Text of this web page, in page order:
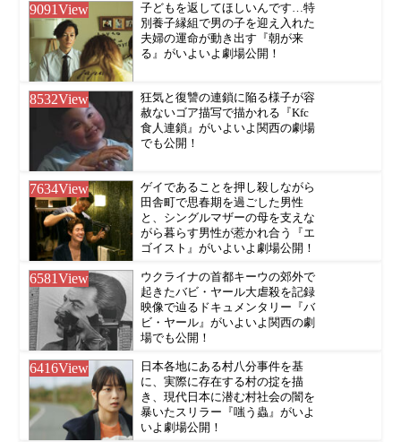
9091View
子どもを返してほしいんです…特
別養子縁組で男の子を迎え入れた
夫婦の運命が動き出す『朝が来
る』がいよいよ劇場公開！
8532View
狂気と復讐の連鎖に陥る様子が容
赦ないゴア描写で描かれる『Kfc
食人連鎖』がいよいよ関西の劇場
でも公開！
7634View
ゲイであることを押し殺しながら
田舎町で思春期を過ごした男性
と、シングルマザーの母を支えな
がら暮らす男性が惹かれ合う『エ
ゴイスト』がいよいよ劇場公開！
6581View
ウクライナの首都キーウの郊外で
起きたバビ・ヤール大虐殺を記録
映像で辿るドキュメンタリー『バ
ビ・ヤール』がいよいよ関西の劇
場でも公開！
6416View
日本各地にある村八分事件を基
に、実際に存在する村の掟を描
き、現代日本に潜む村社会の闇を
暴いたスリラー『嗤う蟲』がいよ
いよ劇場公開！